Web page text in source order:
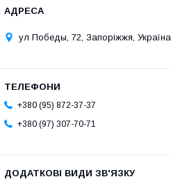
ул Победы, 72, Запоріжжя, Україна
+380 (95) 872-37-37
+380 (97) 307-70-71